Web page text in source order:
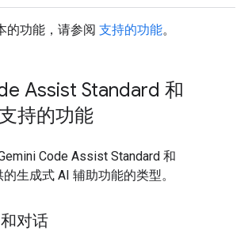
的功能，请参阅 支持的功能。
Assist Standard 和
持的功能
Code Assist Standard 和
生成式 AI 辅助功能的类型。
对话